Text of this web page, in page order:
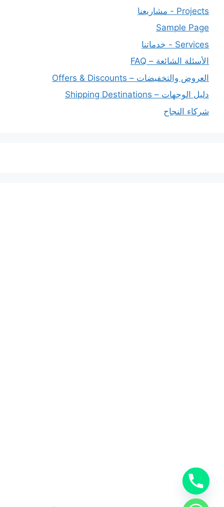
Projects - مشاريعنا
Sample Page
Services - خدماتنا
الأسئلة الشائعة – FAQ
العروض والتخفيضات – Offers & Discounts
دليل الوجهات – Shipping Destinations
شركاء النجاح
شحن دولي بجدة